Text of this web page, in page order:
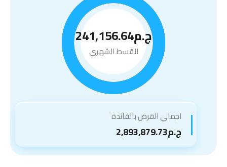
ج.م241,156.64
القسط الشهري
اجمالي القرض بالفائدة
ج.م2,893,879.73